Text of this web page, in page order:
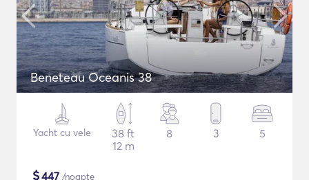
Beneteau Oceanis 38
Yacht cu vele
38 ft
12 m
8 3 5
$447 /noapte